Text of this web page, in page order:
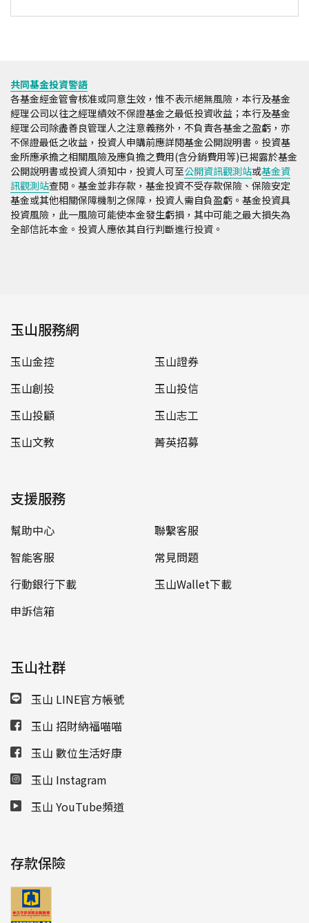
共同基金投資警語
各基金經金管會核准或同意生效，惟不表示絕無風險，本行及基金
經理公司以往之經理績效不保證基金之最低投資收益；本行及基金
經理公司除盡善良管理人之注意義務外，不負責各基金之盈虧，亦
不保證最低之收益，投資人申購前應詳閱基金公開說明書。投資基
金所應承擔之相關風險及應負擔之費用(含分銷費用等)已揭露於基金
公開說明書或投資人須知中，投資人可至公開資訊觀測站或基金資
訊觀測站查閱。基金並非存款，基金投資不受存款保險、保險安定
基金或其他相關保障機制之保障，投資人需自負盈虧。基金投資具
投資風險，此一風險可能使本金發生虧損，其中可能之最大損失為
全部信託本金。投資人應依其自行判斷進行投資。
玉山服務網
玉山金控
玉山證券
玉山創投
玉山投信
玉山投顧
玉山志工
玉山文教
菁英招募
支援服務
幫助中心
聯繫客服
智能客服
常見問題
行動銀行下載
玉山Wallet下載
申訴信箱
玉山社群
玉山 LINE官方帳號
玉山 招財納福喵喵
玉山 數位生活好康
玉山 Instagram
玉山 YouTube頻道
存款保險